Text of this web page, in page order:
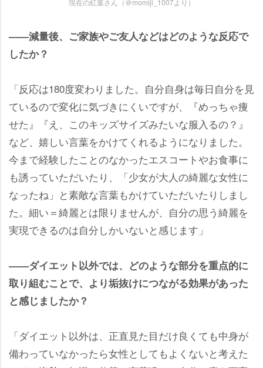
――減量後、ご家族やご友人などはどのような反応で
したか？
「反応は180度変わりました。自分自身は毎日自分を見
ているので変化に気づきにくいですが、『めっちゃ痩
せた』『え、このキッズサイズみたいな服入るの？』
など、嬉しい言葉をかけてくれるようになりました。
今まで経験したことのなかったエスコートやお食事に
も誘っていただいたり、「少女が大人の綺麗な女性に
なったね」と素敵な言葉もかけていただいたりしまし
た。細い＝綺麗とは限りませんが、自分の思う綺麗を
実現できるのは自分しかいないと感じます」
――ダイエット以外では、どのような部分を重点的に
取り組むことで、より垢抜けにつながる効果があった
と感じましたか？
「ダイエット以外は、正直見た目だけ良くても中身が
備わっていなかったら女性としてもよくないと考えた